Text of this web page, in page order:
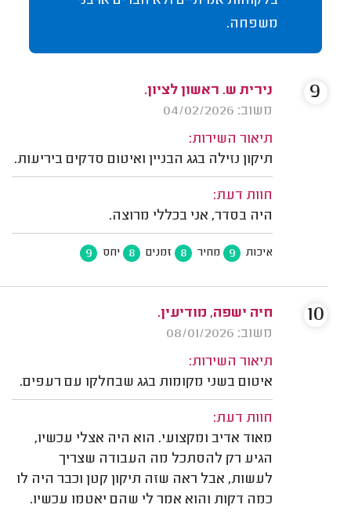
משפחה.
נירית ש. ראשון לציון.
משוב: 04/02/2026
תיאור השירות:
תיקון נזילה בגג הבניין ואיטום סדקים ביריעות.
חוות דעת:
היה בסדר, אני בכללי מרוצה.
איכות 9 מחיר 8 זמנים 8 יחס 9
9
חיה ישפה, מודיעין.
משוב: 08/01/2026
תיאור השירות:
איטום בשני מקומות בגג שבחלקו עם רעפים.
חוות דעת:
מאוד אדיב ומקצועי. הוא היה אצלי עכשיו,
הגיע רק להסתכל מה העבודה שצריך
לעשות, אבל ראה שזה תיקון קטן וכבר היה לו
כמה דקות והוא אמר לי שהם יאטמו עכשיו.
10